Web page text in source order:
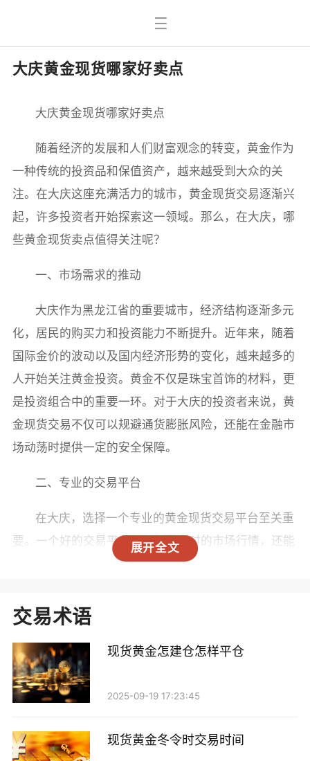
大庆黄金现货哪家好卖点
展开全文
大庆黄金现货哪家好卖点
随着经济的发展和人们财富观念的转变，黄金作为
一种传统的投资品和保值资产，越来越受到大众的关
注。在大庆这座充满活力的城市，黄金现货交易逐渐兴
起，许多投资者开始探索这一领域。那么，在大庆，哪
些黄金现货卖点值得关注呢？
一、市场需求的推动
大庆作为黑龙江省的重要城市，经济结构逐渐多元
化，居民的购买力和投资能力不断提升。近年来，随着
国际金价的波动以及国内经济形势的变化，越来越多的
人开始关注黄金投资。黄金不仅是珠宝首饰的材料，更
是投资组合中的重要一环。对于大庆的投资者来说，黄
金现货交易不仅可以规避通货膨胀风险，还能在金融市
场动荡时提供一定的安全保障。
二、专业的交易平台
在大庆，选择一个专业的黄金现货交易平台至关重
要。一个好的交易平台不仅提供实时的市场行情，还能
保证交易的透明度和安全性。目前，大庆市内已有多家
积累了良好的口碑，提供多样化的产品选择和优质的客
户服务。投资者可以通过他们的平台，方便地进行买入
和卖出操作，同时获取专业的投资建议和市场分析，帮
助自己做出更明智的决策。
大庆的黄金现货市场不仅仅局限于传统的金条和金
交易术语
现货黄金怎建仓怎样平仓
2025-09-19 17:23:45
现货黄金冬令时交易时间